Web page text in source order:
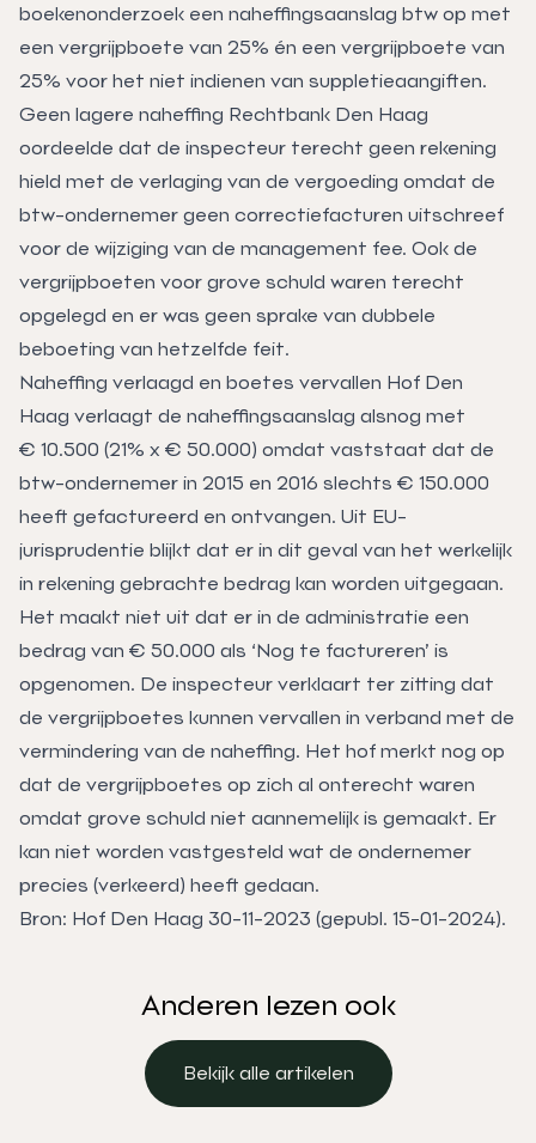
boekenonderzoek een naheffingsaanslag btw op met
een vergrijpboete van 25% én een vergrijpboete van
25% voor het niet indienen van suppletieaangiften.
Geen lagere naheffing Rechtbank Den Haag
oordeelde dat de inspecteur terecht geen rekening
hield met de verlaging van de vergoeding omdat de
btw-ondernemer geen correctiefacturen uitschreef
voor de wijziging van de management fee. Ook de
vergrijpboeten voor grove schuld waren terecht
opgelegd en er was geen sprake van dubbele
beboeting van hetzelfde feit.
Naheffing verlaagd en boetes vervallen Hof Den
Haag verlaagt de naheffingsaanslag alsnog met
€ 10.500 (21% x € 50.000) omdat vaststaat dat de
btw-ondernemer in 2015 en 2016 slechts € 150.000
heeft gefactureerd en ontvangen. Uit EU-
jurisprudentie blijkt dat er in dit geval van het werkelijk
in rekening gebrachte bedrag kan worden uitgegaan.
Het maakt niet uit dat er in de administratie een
bedrag van € 50.000 als ‘Nog te factureren’ is
opgenomen. De inspecteur verklaart ter zitting dat
de vergrijpboetes kunnen vervallen in verband met de
vermindering van de naheffing. Het hof merkt nog op
dat de vergrijpboetes op zich al onterecht waren
omdat grove schuld niet aannemelijk is gemaakt. Er
kan niet worden vastgesteld wat de ondernemer
precies (verkeerd) heeft gedaan.
Bron: Hof Den Haag 30-11-2023 (gepubl. 15-01-2024).
Anderen lezen ook
Bekijk alle artikelen